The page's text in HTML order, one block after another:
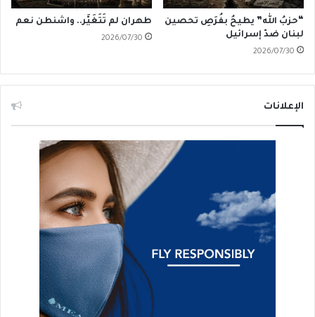
“حزبُ الله” يطيحُ بفُرَصِ تحصين
لبنان ضدّ إسرائيل
2026/07/30
طهران لم تَتَغَيَّر.. واشنطن نعم
2026/07/30
الإعلانات